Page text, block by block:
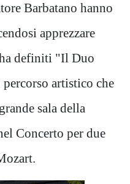
Barbatano hanno
apprezzare
ha definiti "Il Duo
artistico che
sala della
Concerto per due